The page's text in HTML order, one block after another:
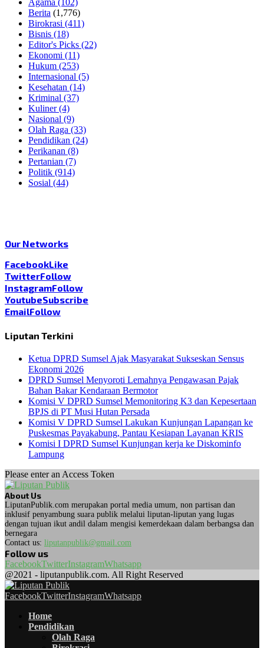
Berita (1,776)
Birokrasi (411)
Bisnis (18)
Editor's Picks (22)
Ekonomi (11)
Hukum (253)
Internasional (5)
Kesehatan (14)
Kriminal (37)
Kuliner(4)
Nasional (9)
Olah Raga (33)
Pendidikan (24)
Perikanan (8)
Pertanian (7)
Politik (914)
Sosial (44)
Our Networks
FacebookLike
TwitterFollow
InstagramFollow
YoutubeSubscribe
EmailFollow
Liputan Terkini
Ketua DPRD Sumsel Ajak Masyarakat Sukseskan Sensus
Ekonomi 2026
DPRD Sumsel Menyoroti Lemahnya Pengawasan Pajak
Bahan Bakar Kendaraan Bermotor
Komisi V DPRD Sumsel Memonitoring K3 dan Kepesertaan
BPJS di PT Musi Hutan Persada
Komisi V DPRD Sumsel Lakukan Kunjungan Lapangan ke
Puskesmas Payakabung, Pantau Kesiapan Layanan KRIS
Komisi I DPRD Sumsel Kunjungan kerja ke Diskominfo
Lampung
Please enter an Access Token
About Us
LiputanPublik.com merupakan portal media umum, non partisan dan
inklusif penyambung suara publik melalui liputan-liputan yang lugas
dengan tujuan ikut andil dalam mengisi kemerdekaan dalam berbangsa dan
bernegara
Contact us: liputanpublik@gmail.com
Follow us
FacebookTwitterInstagramWhatsapp
@2021 - liputanpublik.com. All Right Reserved
FacebookTwitterInstagramWhatsapp
Home
Pendidikan
Olah Raga